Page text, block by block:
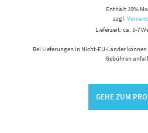
Enthält 19%
zzgl.
Lieferzeit: ca. 5-7
Bei Lieferungen in Nicht-EU-Länder
Gebühren
GEHE ZUM